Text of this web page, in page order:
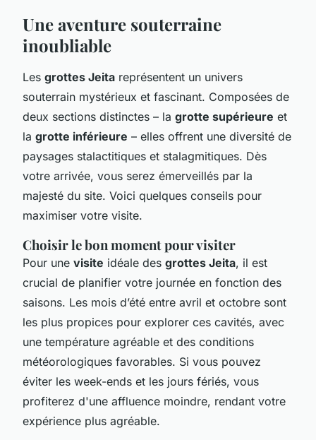
Une aventure souterraine
inoubliable
Les grottes Jeita représentent un univers
souterrain mystérieux et fascinant. Composées de
deux sections distinctes – la grotte supérieure et
la grotte inférieure – elles offrent une diversité de
paysages stalactitiques et stalagmitiques. Dès
votre arrivée, vous serez émerveillés par la
majesté du site. Voici quelques conseils pour
maximiser votre visite.
Choisir le bon moment pour visiter
Pour une visite idéale des grottes Jeita, il est
crucial de planifier votre journée en fonction des
saisons. Les mois d’été entre avril et octobre sont
les plus propices pour explorer ces cavités, avec
une température agréable et des conditions
météorologiques favorables. Si vous pouvez
éviter les week-ends et les jours fériés, vous
profiterez d'une affluence moindre, rendant votre
expérience plus agréable.